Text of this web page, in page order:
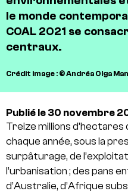
le monde
COAL 2021 se
centraux.
Crédit image : © Andréa Olga
Publié le 30 novembre
Treize millions
chaque année, sous la
surpâturage, de
l’urbanisation ; des pans
d’Australie, d’Afrique